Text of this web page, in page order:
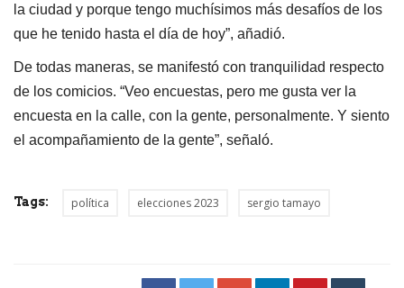
la ciudad y porque tengo muchísimos más desafíos de los
que he tenido hasta el día de hoy”, añadió.
De todas maneras, se manifestó con tranquilidad respecto
de los comicios. “Veo encuestas, pero me gusta ver la
encuesta en la calle, con la gente, personalmente. Y siento
el acompañamiento de la gente”, señaló.
Tags: política elecciones 2023 sergio tamayo